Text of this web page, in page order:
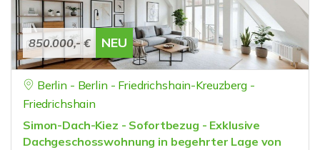
850.000,- € NEU
Berlin - Berlin - Friedrichshain-Kreuzberg -
Friedrichshain
Simon-Dach-Kiez - Sofortbezug - Exklusive
Dachgeschosswohnung in begehrter Lage von